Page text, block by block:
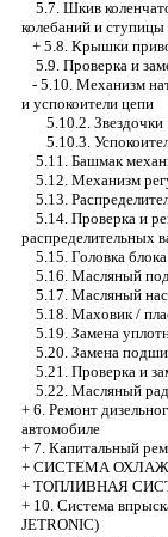
5.7. Шкив
колебаний и ступицы
+ 5.8. Крышки
5.9. Проверка и
- 5.10. Механизм
и успокоители цепи
5.10.2. Звездочки
5.10.3.
5.11. Башмак
5.12. Механизм
5.13.
5.14. Проверка и
распределительных
5.15. Головка
5.16. Масляный
5.17. Масляный
5.18. Маховик /
5.19. Замена
5.20. Замена
5.21. Проверка и
5.22. Масляный
+ 6. Ремонт
автомобиле
+ 7. Капитальный
+ СИСТЕМА
+ ТОПЛИВНАЯ
+ 10. Система
JETRONIC)